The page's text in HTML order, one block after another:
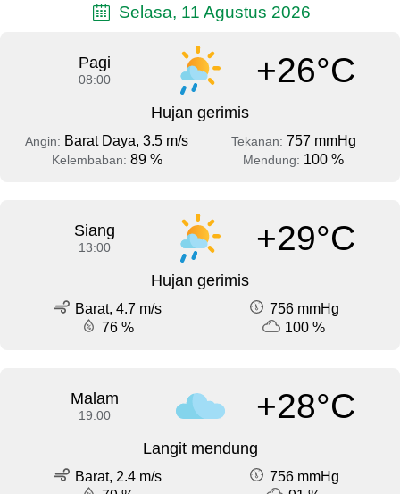
Selasa, 11 Agustus 2026
Pagi
08:00 +26°C
Hujan gerimis
Angin: Barat Daya, 3.5 m/s Tekanan: 757 mmHg
Kelembaban: 89 % Mendung: 100 %
Siang
13:00 +29°C
Hujan gerimis
Barat, 4.7 m/s
756 mmHg
76 %
100 %
Malam
19:00 +28°C
Langit mendung
Barat, 2.4 m/s
756 mmHg